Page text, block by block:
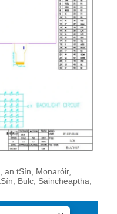
an tSín, Monaróir,
Bulc, Saincheaptha,